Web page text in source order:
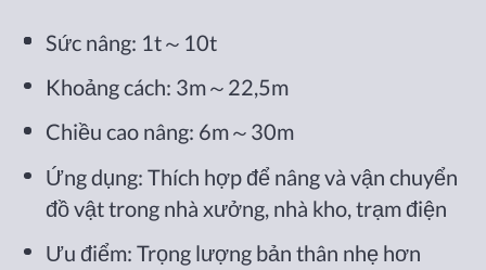
Sức nâng: 1t～10t
Khoảng cách: 3m～22,5m
Chiều cao nâng: 6m～30m
Ứng dụng: Thích hợp để nâng và vận chuyển
đồ vật trong nhà xưởng, nhà kho, trạm điện
Ưu điểm: Trọng lượng bản thân nhẹ hơn